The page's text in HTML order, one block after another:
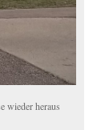
wieder heraus